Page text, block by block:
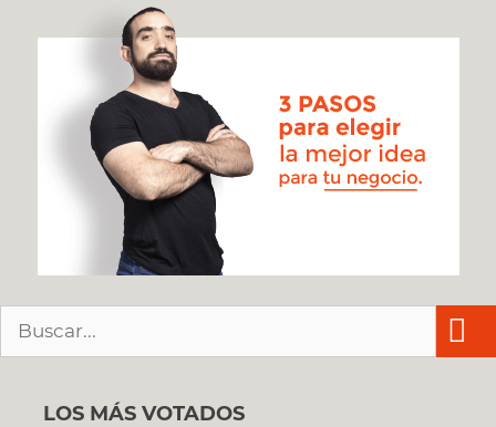
LOS MÁS VOTADOS